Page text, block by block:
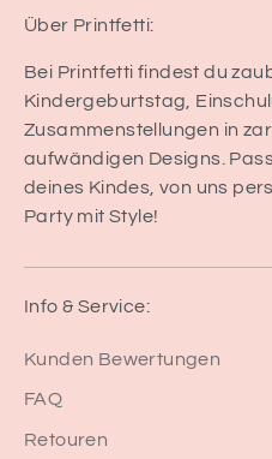
Über Printfetti:
Bei Printfetti findest du
Kindergeburtstag,
Zusammenstellungen in
aufwändigen Designs.
deines Kindes, von uns
Party mit Style!
Info & Service:
Kunden Bewertungen
FAQ
Retouren